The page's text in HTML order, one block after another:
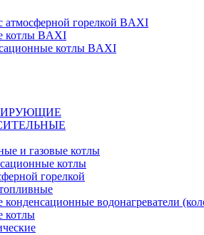
атмосферной горелкой BAXI
котлы BAXI
котлы BAXI
и газовые котлы
котлы
горелкой
конденсационные водонагреватели
котлы